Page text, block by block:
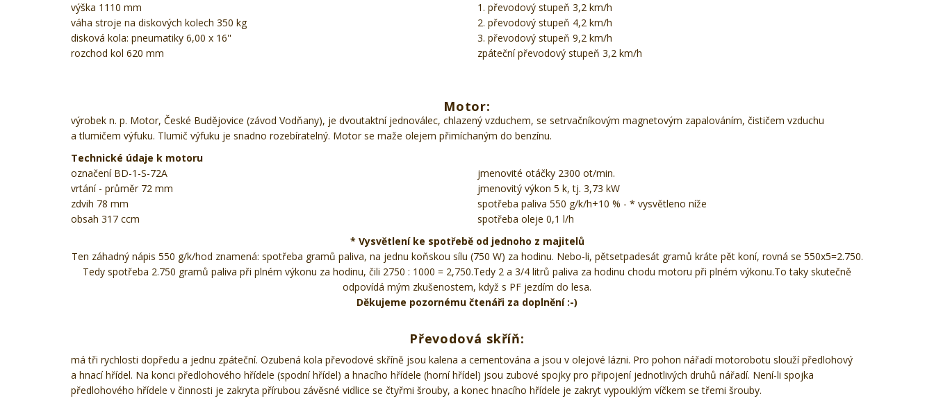
výška 1110 mm
váha stroje na diskových kolech 350 kg
disková kola: pneumatiky 6,00 x 16''
rozchod kol 620 mm
1. převodový stupeň 3,2 km/h
2. převodový stupeň 4,2 km/h
3. převodový stupeň 9,2 km/h
zpáteční převodový stupeň 3,2 km/h
Motor:
výrobek n. p. Motor, České Budějovice (závod Vodňany), je dvoutaktní jednoválec, chlazený vzduchem, se setrvačníkovým magnetovým zapalováním, čističem vzduchu
a tlumičem výfuku. Tlumič výfuku je snadno rozebíratelný. Motor se maže olejem přimíchaným do benzínu.
Technické údaje k motoru
označení BD-1-S-72A
vrtání - průměr 72 mm
zdvih 78 mm
obsah 317 ccm
jmenovité otáčky 2300 ot/min.
jmenovitý výkon 5 k, tj. 3,73 kW
spotřeba paliva 550 g/k/h+10 % - * vysvětleno níže
spotřeba oleje 0,1 l/h
* Vysvětlení ke spotřebě od jednoho z majitelů
Ten záhadný nápis 550 g/k/hod znamená: spotřeba gramů paliva, na jednu koňskou sílu (750 W) za hodinu. Nebo-li, pětsetpadesát gramů kráte pět koní, rovná se 550x5=2.750.
Tedy spotřeba 2.750 gramů paliva při plném výkonu za hodinu, čili 2750 : 1000 = 2,750.Tedy 2 a 3/4 litrů paliva za hodinu chodu motoru při plném výkonu.To taky skutečně
odpovídá mým zkušenostem, když s PF jezdím do lesa.
Děkujeme pozornému čtenáři za doplnění :-)
Převodová skříň:
má tři rychlosti dopředu a jednu zpáteční. Ozubená kola převodové skříně jsou kalena a cementována a jsou v olejové lázni. Pro pohon nářadí motorobotu slouží předlohový
a hnací hřídel. Na konci předlohového hřídele (spodní hřídel) a hnacího hřídele (horní hřídel) jsou zubové spojky pro připojení jednotlivých druhů nářadí. Není-li spojka
předlohového hřídele v činnosti je zakryta přírubou závěsné vidlice se čtyřmi šrouby, a konec hnacího hřídele je zakryt vypouklým víčkem se třemi šrouby.